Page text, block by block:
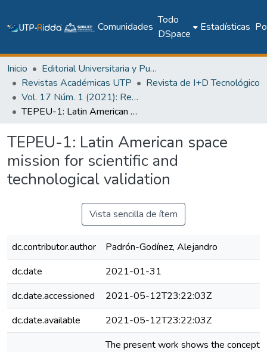
Comunidades
Todo
DSpace
Estadísticas
Inicio
Editorial Universitaria y Publicaciones Seriadas
Revistas Académicas UTP
Revista de I+D Tecnológico
Vol. 17 Núm. 1 (2021): Revista de I+D Tecnológico
TEPEU-1: Latin American space mission for scientific and technological validation
TEPEU-1: Latin American space
mission for scientific and
technological validation
Vista sencilla de ítem
dc.contributor.author
Padrón-Godínez, Alejandro
dc.date
2021-01-31
dc.date.accessioned
2021-05-12T23:22:03Z
dc.date.available
2021-05-12T23:22:03Z
The present work shows the